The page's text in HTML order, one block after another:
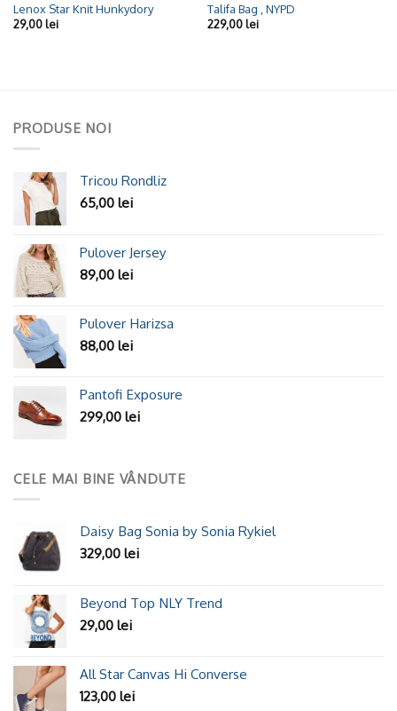
Lenox Star Knit Hunkydory
29,00lei
Talifa Bag , NYPD
229,00lei
PRODUSE NOI
Tricou Rondliz
65,00 lei
Pulover Jersey
89,00 lei
Pulover Harizsa
88,00 lei
Pantofi Exposure
299,00 lei
CELE MAI BINE VÂNDUTE
Daisy Bag Sonia by Sonia Rykiel
329,00 lei
Beyond Top NLY Trend
29,00 lei
All Star Canvas Hi Converse
123,00 lei